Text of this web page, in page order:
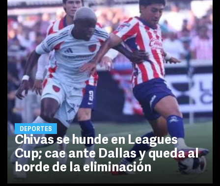
DEPORTES
Chivas se hunde en Leagues
Cup; cae ante Dallas y queda al
borde de la eliminación